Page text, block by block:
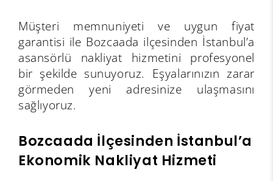
Müşteri memnuniyeti ve uygun fiyat
garantisi ile Bozcaada ilçesinden İstanbul’a
asansörlü nakliyat hizmetini profesyonel
bir şekilde sunuyoruz. Eşyalarınızın zarar
görmeden yeni adresinize ulaşmasını
sağlıyoruz.
Bozcaada İlçesinden İstanbul’a
Ekonomik Nakliyat Hizmeti